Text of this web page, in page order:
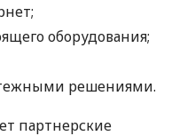
оборудования;
решениями.
партнерские